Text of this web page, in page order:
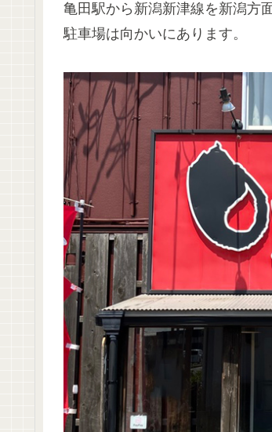
亀田駅から新潟新津線を新潟方
駐車場は向かいにあります。